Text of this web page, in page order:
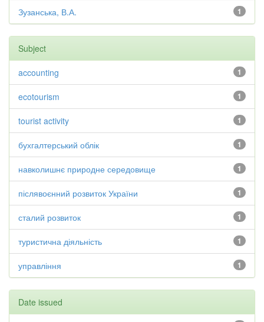
1
Зузанська, В.А.
Subject
1
accounting
1
ecotourism
1
tourist activity
1
бухгалтерський облік
1
навколишнє природне середовище
1
післявоєнний розвиток України
1
сталий розвиток
1
туристична діяльність
1
управління
Date issued